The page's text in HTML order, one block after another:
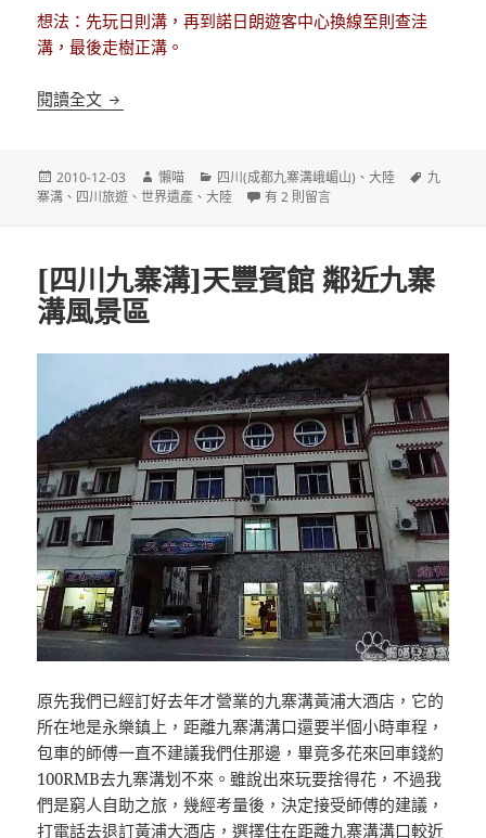
想法：先玩日則溝，再到諾日朗遊客中心換線至則查洼
溝，最後走樹正溝。
閱讀全文 [四川九寨溝]傳說中的九寨溝一日遊 I
發
佈
2010-12-03
作
者
懶喵
分
類
四川(成都九寨溝峨嵋山) 、大陸
標
九
寨溝 、 四川旅遊 、世界遺產 、大陸 在〈[四川九寨溝]傳說中的九寨溝一日
有 2 則留言
[四川九寨溝]天豐賓館 鄰近九寨
溝風景區
原先我們已經訂好去年才營業的九寨溝黃浦大酒店，它的
所在地是永樂鎮上，距離九寨溝溝口還要半個小時車程，
包車的師傅一直不建議我們住那邊，畢竟多花來回車錢約
100RMB去九寨溝划不來。雖說出來玩要捨得花，不過我
們是窮人自助之旅，幾經考量後，決定接受師傅的建議，
打電話去退訂黃浦大酒店，選擇住在距離九寨溝溝口較近